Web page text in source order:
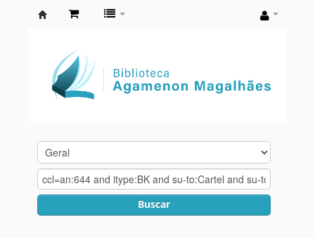
Agamenon
Magalhães
Buscar